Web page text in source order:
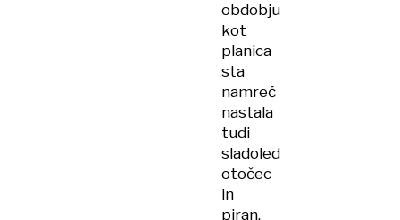
obdobju
kot
planica
sta
namreč
nastala
tudi
sladoled
otočec
in
piran,